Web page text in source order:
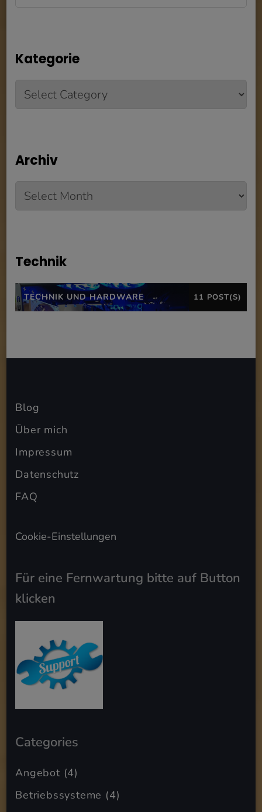
Kategorie
Kategorie
Archiv
Archiv
Technik
TECHNIK UND HARDWARE 11 POST(S)
Blog
Über mich
Impressum
Datenschutz
FAQ
Cookie-Einstellungen
Für eine Fernwartung bitte auf Button
klicken
Categories
Angebot(4)
Betriebssysteme (4)